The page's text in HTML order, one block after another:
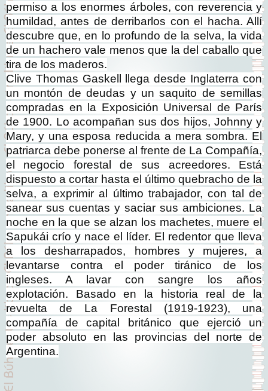
permiso a los enormes árboles, con reverencia y
humildad, antes de derribarlos con el hacha. Allí
descubre que, en lo profundo de la selva, la vida
de un hachero vale menos que la del caballo que
tira de los maderos.
Clive Thomas Gaskell llega desde Inglaterra con
un montón de deudas y un saquito de semillas
compradas en la Exposición Universal de París
de 1900. Lo acompañan sus dos hijos, Johnny y
Mary, y una esposa reducida a mera sombra. El
patriarca debe ponerse al frente de La Compañía,
el negocio forestal de sus acreedores. Está
dispuesto a cortar hasta el último quebracho de la
selva, a exprimir al último trabajador, con tal de
sanear sus cuentas y saciar sus ambiciones. La
noche en la que se alzan los machetes, muere el
Sapukái crío y nace el líder. El redentor que lleva
a los desharrapados, hombres y mujeres, a
levantarse contra el poder tiránico de los
ingleses. A lavar con sangre los años
explotación. Basado en la historia real de la
revuelta de La Forestal (1919-1923), una
compañía de capital británico que ejerció un
poder absoluto en las provincias del norte de
Argentina.